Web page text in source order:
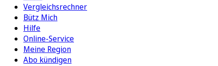
Vergleichsrechner
Bütz Mich
Hilfe
Online-Service
Meine Region
Abo kündigen